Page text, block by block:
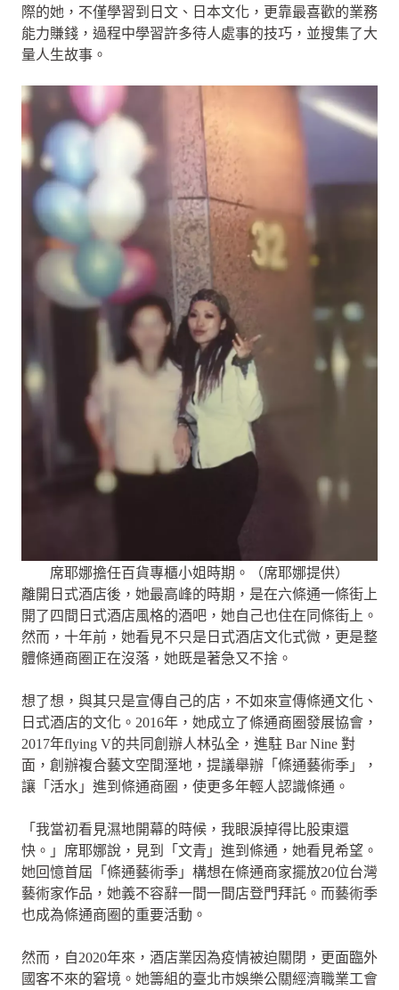
際的她，不僅學習到日文、日本文化，更靠最喜歡的業務
能力賺錢，過程中學習許多待人處事的技巧，並搜集了大
量人生故事。
席耶娜擔任百貨專櫃小姐時期。（席耶娜提供）
離開日式酒店後，她最高峰的時期，是在六條通一條街上
開了四間日式酒店風格的酒吧，她自己也住在同條街上。
然而，十年前，她看見不只是日式酒店文化式微，更是整
體條通商圈正在沒落，她既是著急又不捨。
想了想，與其只是宣傳自己的店，不如來宣傳條通文化、
日式酒店的文化。2016年，她成立了條通商圈發展協會，
2017年flying V的共同創辦人林弘全，進駐 Bar Nine 對
面，創辦複合藝文空間溼地，提議舉辦「條通藝術季」，
讓「活水」進到條通商圈，使更多年輕人認識條通。
「我當初看見濕地開幕的時候，我眼淚掉得比股東還
快。」席耶娜說，見到「文青」進到條通，她看見希望。
她回憶首屆「條通藝術季」構想在條通商家擺放20位台灣
藝術家作品，她義不容辭一間一間店登門拜託。而藝術季
也成為條通商圈的重要活動。
然而，自2020年來，酒店業因為疫情被迫關閉，更面臨外
國客不來的窘境。她籌組的臺北市娛樂公關經濟職業工會